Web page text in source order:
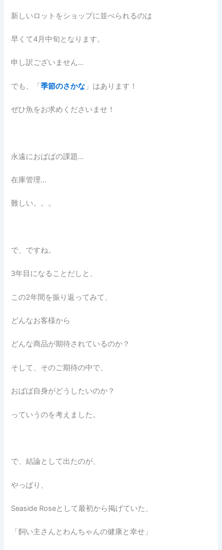
新しいロットをショップに並べられるのは
早くて4月中旬となります。
申し訳ございません…
でも、「季節のさかな 」はあります！
ぜひ魚をお求めくださいませ！
永遠におばばの課題…
在庫管理…
難しい。。。
で、ですね。
3年目になることだしと、
この2年間を振り返ってみて、
どんなお客様から
どんな商品が期待されているのか？
そして、そのご期待の中で、
おばば自身がどうしたいのか？
っていうのを考えました。
で、結論として出たのが、
やっぱり、
Seaside Roseとして最初から掲げていた、
「飼い主さんとわんちゃんの健康と幸せ」